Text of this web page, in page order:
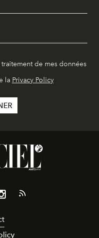
de mes données
la Privacy Policy